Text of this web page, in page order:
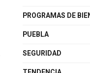
NACIONAL
POLÍTICA
PROGRAMAS DE
PUEBLA